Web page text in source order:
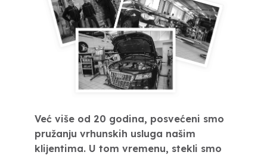
Već više od 20 godina, posvećeni smo
pružanju vrhunskih usluga našim
klijentima. U tom vremenu, stekli smo